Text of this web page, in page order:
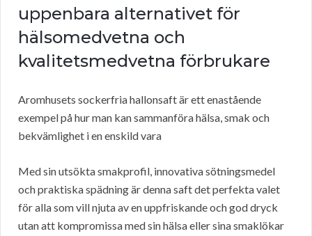
uppenbara alternativet för
hälsomedvetna och
kvalitetsmedvetna förbrukare
Aromhusets sockerfria hallonsaft är ett enastående
exempel på hur man kan sammanföra hälsa, smak och
bekvämlighet i en enskild vara
Med sin utsökta smakprofil, innovativa sötningsmedel
och praktiska spädning är denna saft det perfekta valet
för alla som vill njuta av en uppfriskande och god dryck
utan att kompromissa med sin hälsa eller sina smaklökar